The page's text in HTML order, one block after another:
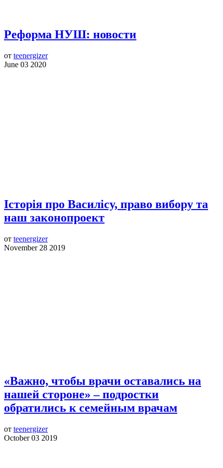
Реформа НУШ: новости
от teenergizer
June 03 2020
Історія про Василісу, право вибору та
наш законопроект
от teenergizer
November 28 2019
«Важно, чтобы врачи оставались на
нашей стороне» – подростки
обратились к семейным врачам
от teenergizer
October 03 2019